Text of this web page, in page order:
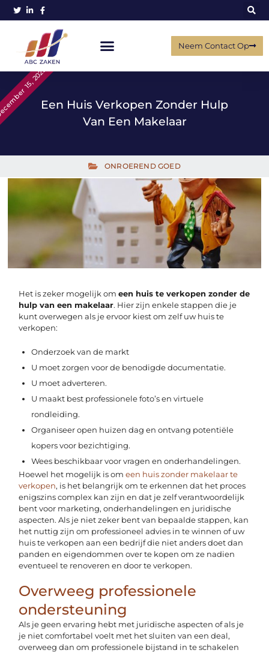
Neem Contact Op
Een Huis Verkopen Zonder Hulp
Van Een Makelaar
15, 2023
ONROEREND GOED
Het is zeker mogelijk omeen huis te verkopen zonder de
hulp van een makelaar. Hier zijn enkele stappen die je
kunt overwegen als je ervoor kiest om zelf uw huis te
verkopen:
Onderzoek van de markt
U moet zorgen voor de benodigde documentatie.
U moet adverteren.
U maakt best professionele foto’s en virtuele
rondleiding.
Organiseer open huizen dag en ontvang potentiële
kopers voor bezichtiging.
Wees beschikbaar voor vragen en onderhandelingen.
Hoewel het mogelijk is omeen huis zonder makelaar te
verkopen, is het belangrijk om te erkennen dat het proces
enigszins complex kan zijn en dat je zelf verantwoordelijk
bent voor marketing, onderhandelingen en juridische
aspecten. Als je niet zeker bent van bepaalde stappen, kan
het nuttig zijn om professioneel advies in te winnen of uw
huis te verkopen aan een bedrijf die niet anders doet dan
panden en eigendommen over te kopen om ze nadien
eventueel te renoveren en door te verkopen.
Overweeg professionele
ondersteuning
Als je geen ervaring hebt met juridische aspecten of als je
je niet comfortabel voelt met het sluiten van een deal,
overweeg dan om professionele bijstand in te schakelen